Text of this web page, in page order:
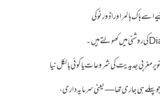
ہاک ہائمر اور اڈورنو کی
مغربی جدیدیت کی شروعات یا کوئی بالکل نیا
جو پہلے ہی جاری تھا — یعنی سرمایہ داری،